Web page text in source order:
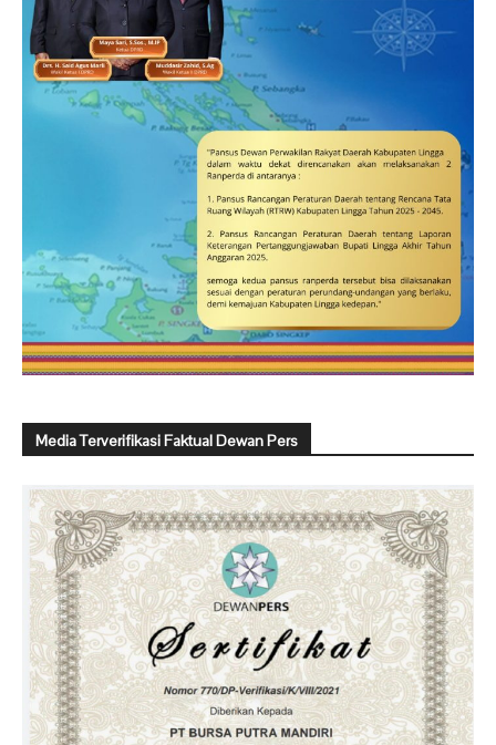
Media Terverifikasi Faktual Dewan Pers